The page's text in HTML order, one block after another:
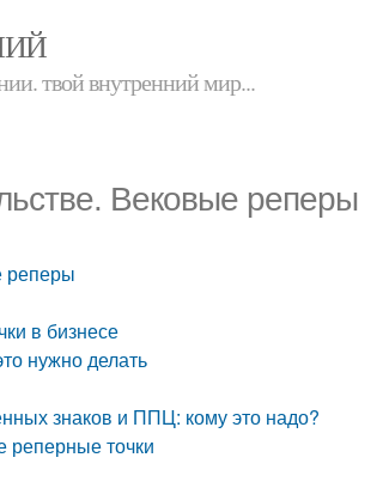
твой внутренний мир...
Вековые реперы
реперы
в бизнесе
нужно делать
знаков и ППЦ: кому это надо?
реперные точки